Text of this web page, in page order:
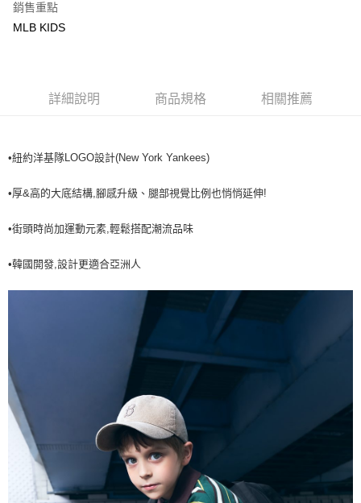
每筆NT$60，滿NT$499(含以上)免運費
7-11取貨付款<未取貨列黑名單/不支援離島取退>
每筆NT$60，滿NT$499(含以上)免運費
宅配滿699免運
銷售重點
MLB KIDS
詳細說明 商品規格 相關推薦
•紐約洋基隊LOGO設計(New York Yankees)
•厚&高的大底結構,腳感升級、腿部視覺比例也悄悄延伸!
•街頭時尚加運動元素,輕鬆搭配潮流品味
•韓國開發,設計更適合亞洲人